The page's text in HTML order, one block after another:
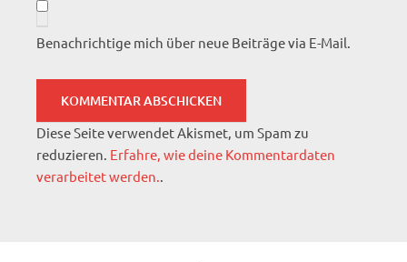
Benachrichtige mich über neue Beiträge via E-Mail.
Diese Seite verwendet Akismet, um Spam zu
reduzieren. Erfahre, wie deine Kommentardaten
verarbeitet werden..